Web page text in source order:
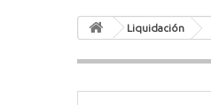
Liquidación